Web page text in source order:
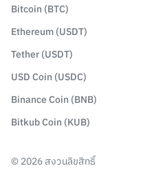
Bitcoin (BTC)
Ethereum (USDT)
Tether (USDT)
USD Coin (USDC)
Binance Coin (BNB)
Bitkub Coin (KUB)
© 2026สงวนลิขสิทธิ์